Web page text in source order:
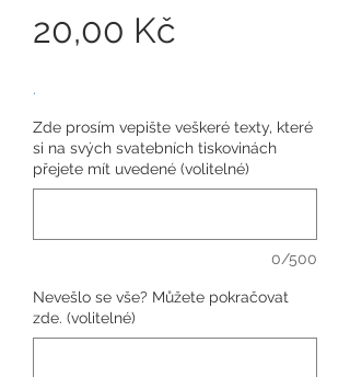
20,00 Kč
.
Zde prosím vepište veškeré texty, které
si na svých svatebních tiskovinách
přejete mít uvedené (volitelné)
0/500
Nevešlo se vše? Můžete pokračovat
zde. (volitelné)